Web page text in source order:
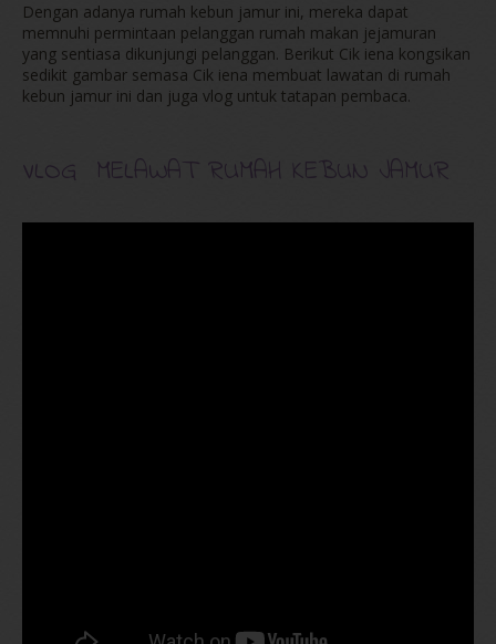
Dengan adanya rumah kebun jamur ini, mereka dapat
memnuhi permintaan pelanggan rumah makan jejamuran
yang sentiasa dikunjungi pelanggan. Berikut Cik iena kongsikan
sedikit gambar semasa Cik iena membuat lawatan di rumah
kebun jamur ini dan juga vlog untuk tatapan pembaca.
VLOG MELAWAT RUMAH KEBUN JAMUR